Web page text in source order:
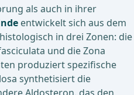
als auch in ihrer
entwickelt sich aus dem
in drei Zonen: die
und die Zona
produziert spezifische
synthetisiert die